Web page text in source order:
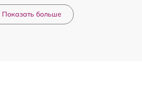
Показать больше